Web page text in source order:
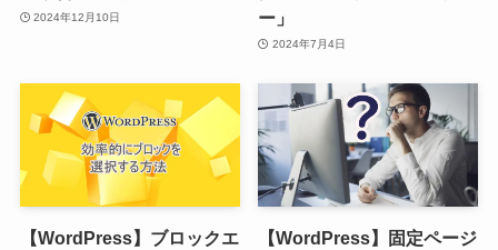
2024年12月10日
ー」
2024年7月4日
【WordPress】ブロックエ
【WordPress】固定ページ